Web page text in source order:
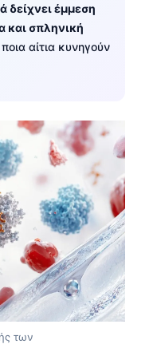
δείχνει έμμεση
και σπληνική
αίτια κυνηγούν
των